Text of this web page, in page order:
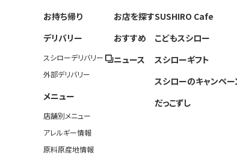
お持ち帰り
デリバリー
スシローデリバリー
外部デリバリー
メニュー
店舗別メニュー
アレルギー情報
原料原産地情報
お店を探す
おすすめ
ニュース
SUSHIRO Cafe
こどもスシロー
スシローギフト
スシローのキャンペー
だっこずし